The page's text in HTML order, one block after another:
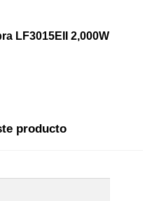
LF3015EII 2,000W
producto